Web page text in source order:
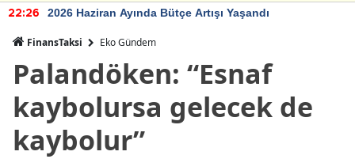
22:26 2026 Haziran Ayında Bütçe Artışı Yaşandı
FinansTaksi Eko Gündem
Palandöken: “Esnaf
kaybolursa gelecek de
kaybolur”